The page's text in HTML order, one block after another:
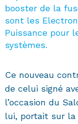
booster de la
sont les
Puissance pour
systèmes.
Ce nouveau
de celui signé
l’occasion du
lui, portait sur la